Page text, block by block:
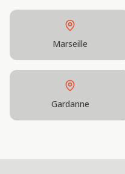
Marseille
Gardanne